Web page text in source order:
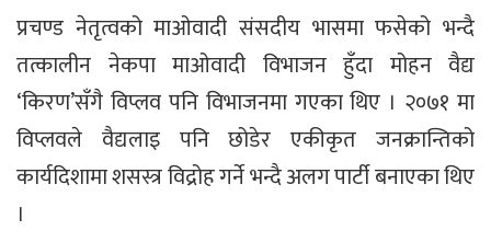
प्रचण्ड नेतृत्वको माओवादी संसदीय भासमा फसेको भन्दै
तत्कालीन नेकपा माओवादी विभाजन हुँदा मोहन वैद्य
‘किरण’सँगै विप्लव पनि विभाजनमा गएका थिए । २०७१ मा
विप्लवले वैद्यलाइ पनि छोडेर एकीकृत जनक्रान्तिको
कार्यदिशामा शसस्त्र विद्रोह गर्ने भन्दै अलग पार्टी बनाएका थिए
।